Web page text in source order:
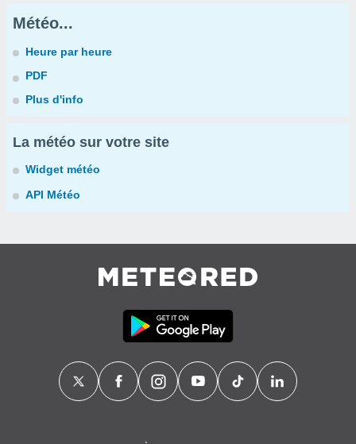
Météo...
Heure par heure
PDF
Plus d'info
La météo sur votre site
Widget météo
API Météo